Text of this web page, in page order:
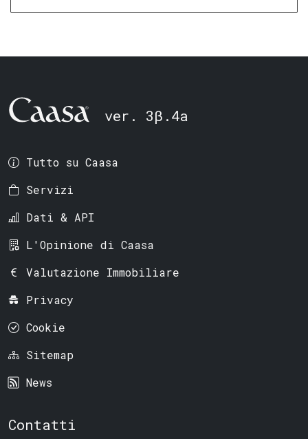
ver. 3β.4a
Tutto su Caasa
Servizi
Dati & API
L'Opinione di Caasa
Valutazione Immobiliare
Privacy
Cookie
Sitemap
News
Contatti